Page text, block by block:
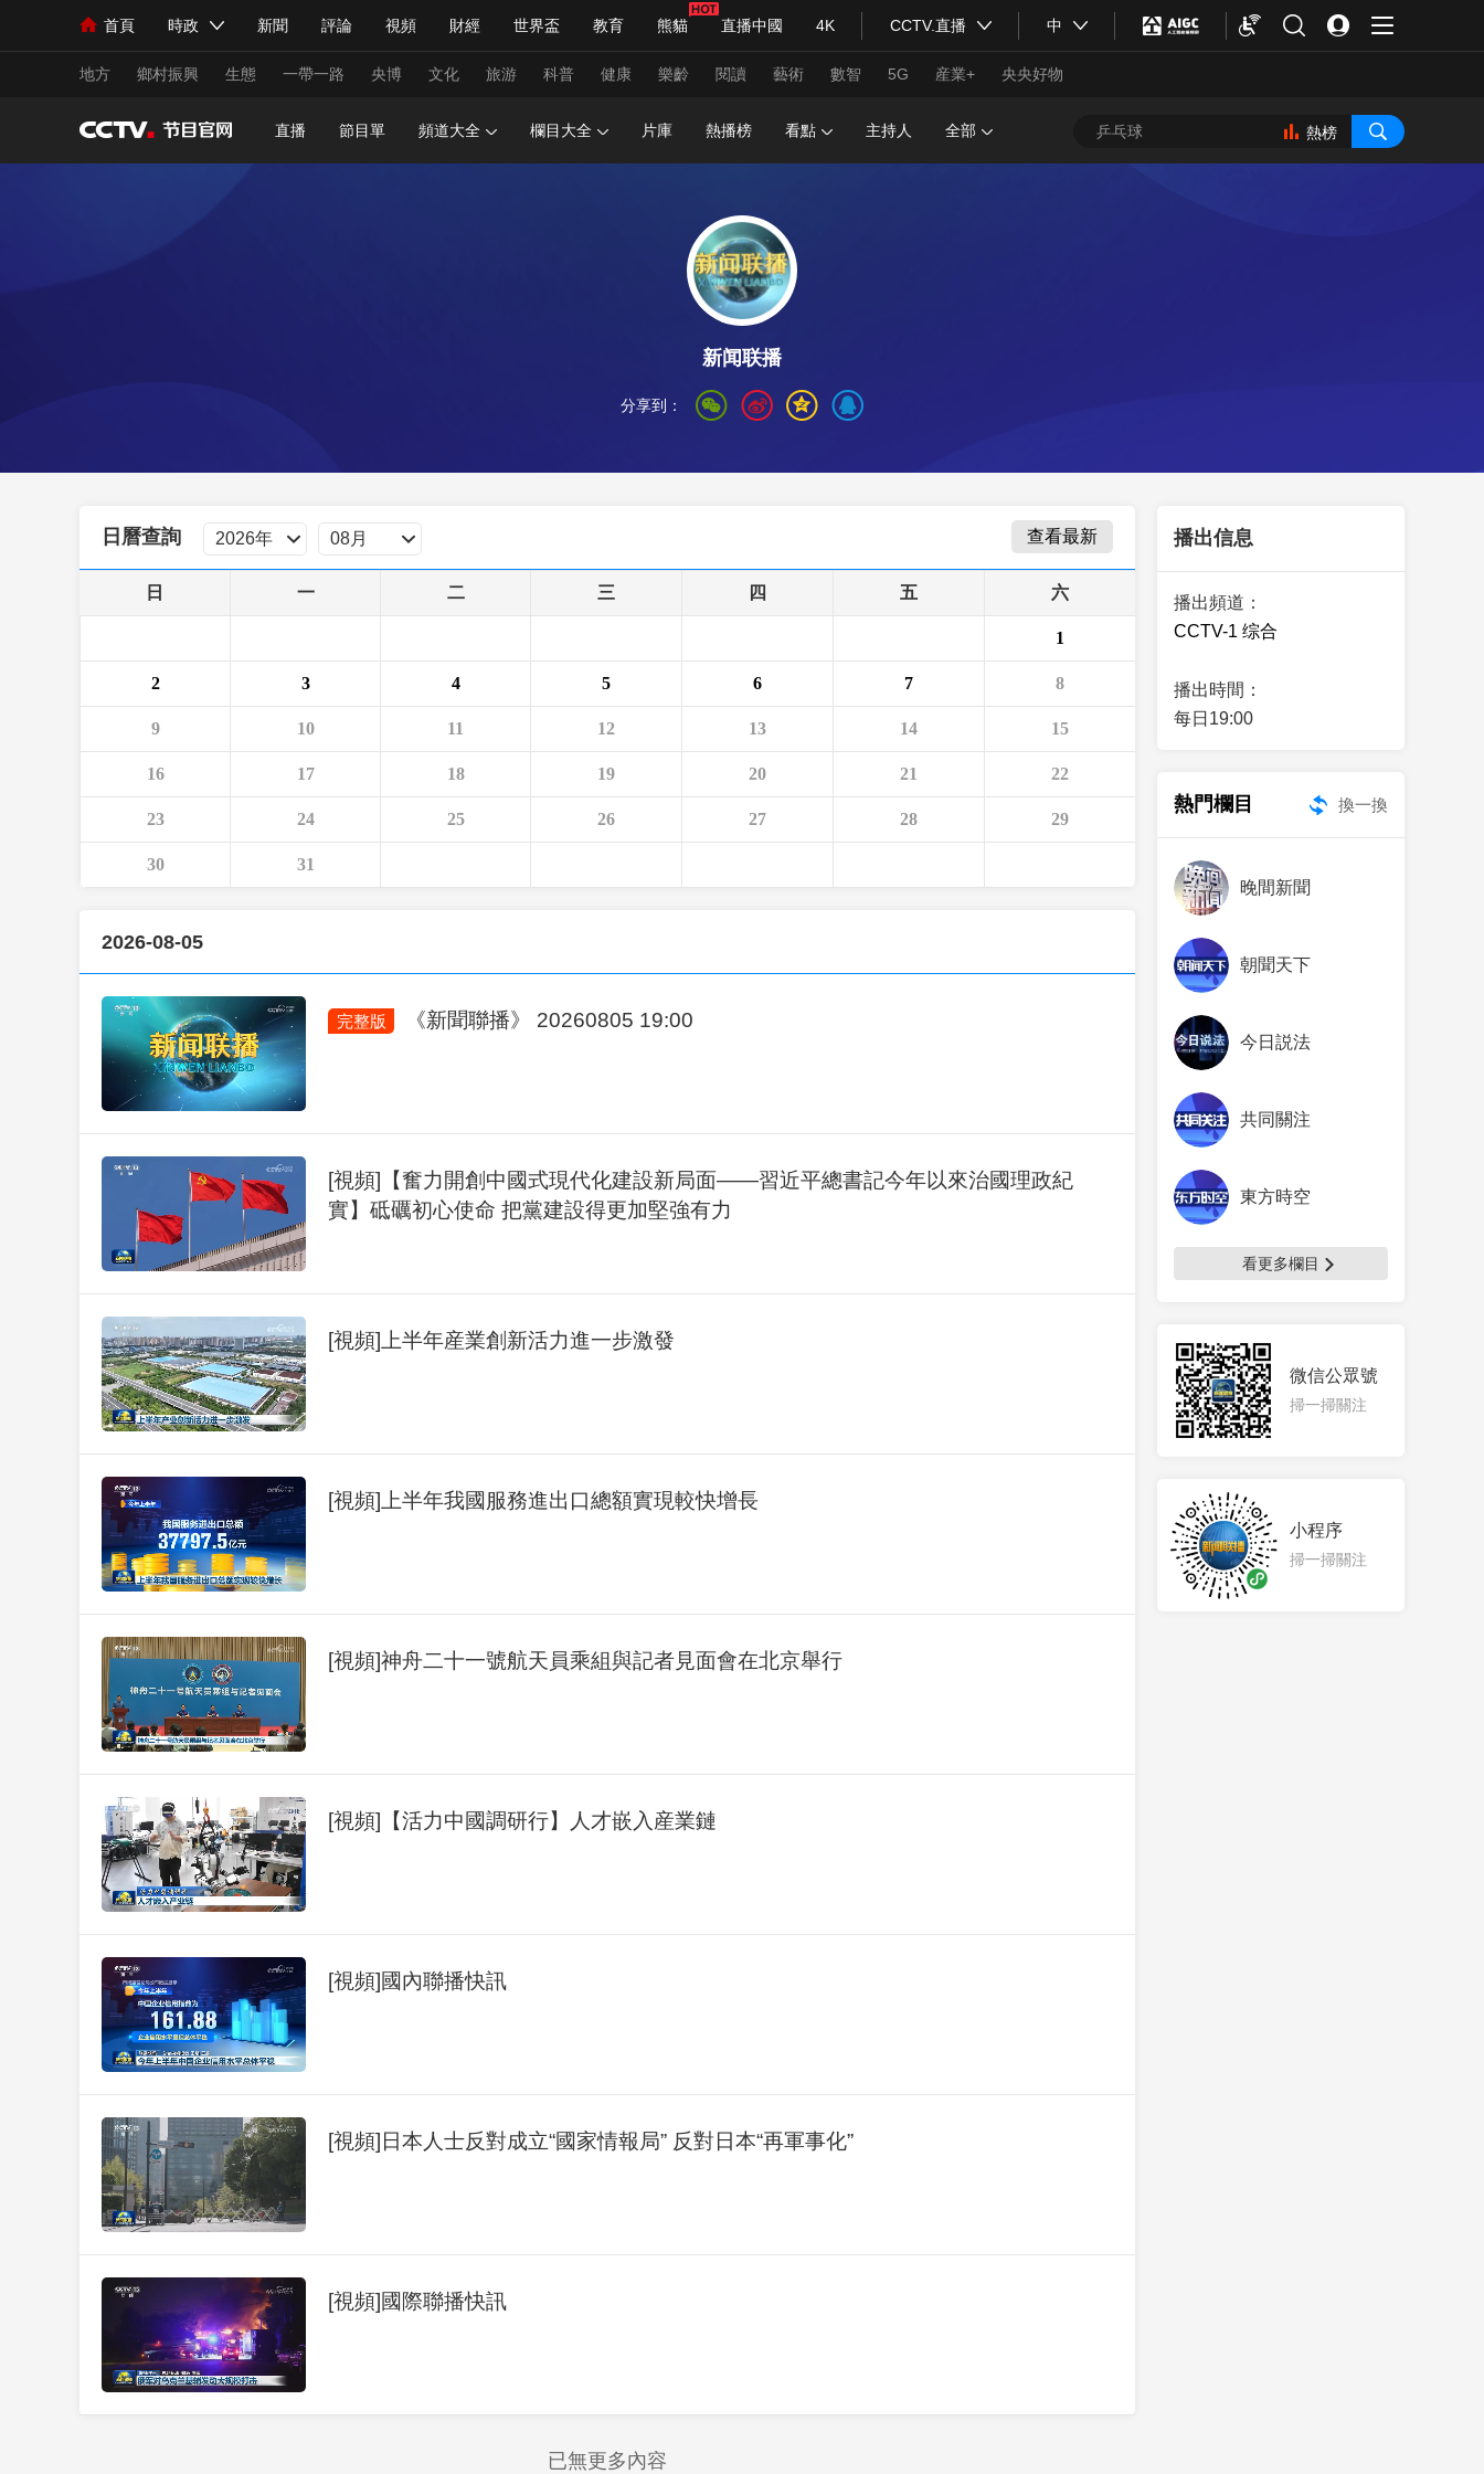
首頁 時政 新聞 評論 視頻 財經 世界盃 教育 熊貓 直播中國 4K CCTV.直播 中
人民領袖習近平 聯播+ 中國領導人 央視快評 習式妙語 熱解讀 天天學習
直播 欄目大全 節目單 聽音 微視頻 主持人 下載央視影音
海外頻道 iPanda English Монгол
地方 鄉村振興 生態 一帶一路 央博 文化 旅游 科普 健康 樂齡 閱讀 藝術 數智 5G 産業+ 央央好物
人物 公益
央視網評 光華銳評
全景新聞
VIP會員 CCTV奧林匹克頻道 生活體育大會 體育江湖 文化體育 冰雪道路 足球道路
財經 教育 鄉村振興 生態環境 藝術 汽車 數智 5G
大國智造 大國展會 大國保險 雲頂對話 雲起 超級工廠 智敬中國 全民健康 顏選攻略 海洋 時尚 天氣 才藝 網展 央央好物
CCTV.節目官網 總台企業白名單
直播 節目單 頻道大全 欄目大全 片庫 熱播榜 看點 主持人 全部 熱榜
新闻联播
分享到：
日曆查詢 查看最新
日 一 二 三 四 五 六
1
2 3 4 5 6 7 8
9 10 11 12 13 14 15
16 17 18 19 20 21 22
23 24 25 26 27 28 29
30 31
2026-08-05
完整版 《新聞聯播》 20260805 19:00
[視頻]【奮力開創中國式現代化建設新局面——習近平總書記今年以來治國理政紀
實】砥礪初心使命 把黨建設得更加堅強有力
[視頻]上半年産業創新活力進一步激發
[視頻]上半年我國服務進出口總額實現較快增長
[視頻]神舟二十一號航天員乘組與記者見面會在北京舉行
[視頻]【活力中國調研行】人才嵌入産業鏈
[視頻]國內聯播快訊
[視頻]日本人士反對成立“國家情報局” 反對日本“再軍事化”
[視頻]國際聯播快訊
已無更多內容
播出信息
播出頻道：
CCTV-1 综合
播出時間：
每日19:00
熱門欄目
晚間新聞
朝聞天下
今日説法
共同關注
東方時空
換一換
看更多欄目
微信公眾號
掃一掃關注
小程序
掃一掃關注